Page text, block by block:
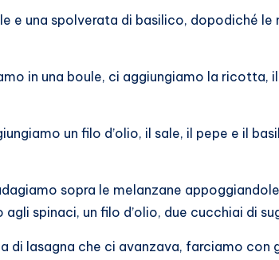
e una spolverata di basilico, dopodiché
in una boule, ci aggiungiamo la ricotta,
un filo d’olio, il sale, il pepe e il
sopra le melanzane
spinaci, un filo d’olio, due cucchiai di
lasagna che ci avanzava, farciamo con